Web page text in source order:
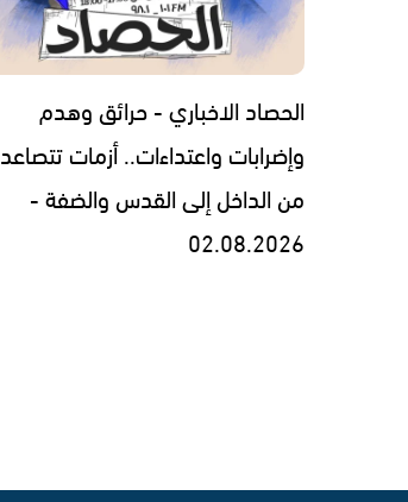
الحصاد الاخباري - حرائق وهدم
وإضرابات واعتداءات.. أزمات تتصاعد
من الداخل إلى القدس والضفة -
02.08.2026